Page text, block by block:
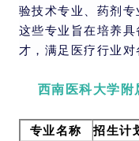
验技术专业、药剂专
这些专业旨在培养
才，满足医疗行业对
西南医科大学附
专业名称 招生计